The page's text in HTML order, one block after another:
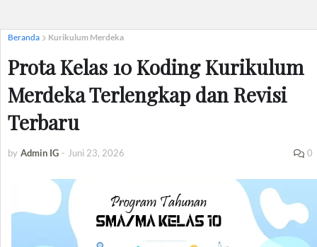
Beranda Kurikulum Merdeka
Prota Kelas 10 Koding Kurikulum
Merdeka Terlengkap dan Revisi
Terbaru
by Admin IG - Juni 23, 2026 0